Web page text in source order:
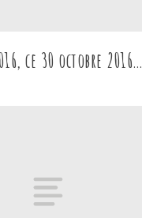
ce 30 octobre 2016…